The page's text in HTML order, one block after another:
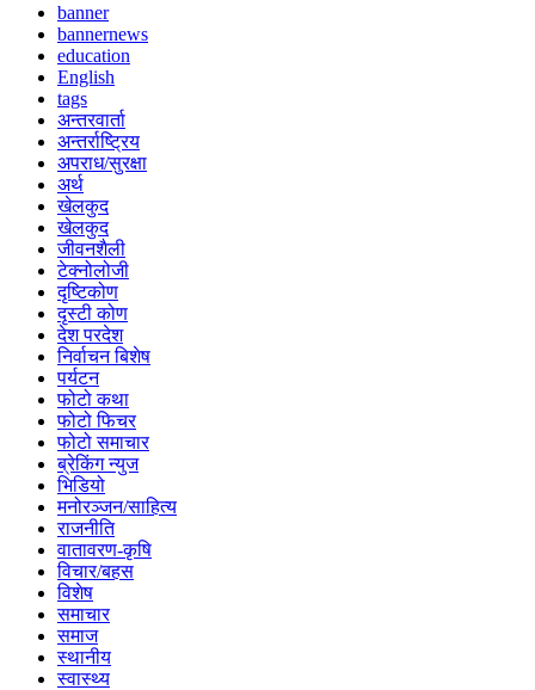
banner
bannernews
education
English
tags
अन्तरवार्ता
अन्तर्राष्ट्रिय
अपराध/सुरक्षा
अर्थ
खेलकुद
खेलकुद
जीवनशैली
टेक्नोलोजी
दृष्टिकोण
दृस्टी कोण
देश परदेश
निर्वाचन बिशेष
पर्यटन
फोटो कथा
फोटो फिचर
फोटो समाचार
ब्रेकिंग न्युज
भिडियो
मनोरञ्जन/साहित्य
राजनीति
वातावरण-कृषि
विचार/बहस
विशेष
समाचार
समाज
स्थानीय
स्वास्थ्य